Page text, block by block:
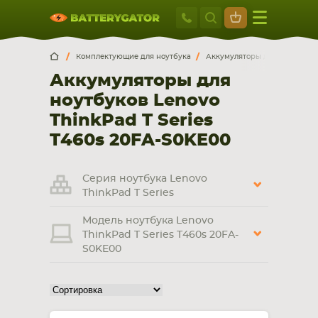
Москва
+7 495 414
Москва Санкт-Петербург
г. Москва, ул. Ткацкая, 5с3 (м. Семеновская)
5 мин. ходьбы от ст.м. “Семеновская”
+7 495 414 28 59
Обратный звонок
Пн-Вс:
смартфона, планшета
ПЛАНШЕТА
Комплектующие для ноутбука Аккумуляторы для ноутбуков
Аккумуляторы для
ноутбуков Lenovo
ThinkPad T Series
T460s 20FA-S0KE00
Серия ноутбука Lenovo
ThinkPad T Series
Модель ноутбука Lenovo
ThinkPad T Series T460s 20FA-
S0KE00